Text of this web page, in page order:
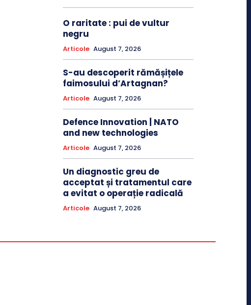
O raritate : pui de vultur
negru
Articole August 7, 2026
S-au descoperit rămășițele
faimosului d’Artagnan?
Articole August 7, 2026
Defence Innovation | NATO
and new technologies
Articole August 7, 2026
Un diagnostic greu de
acceptat și tratamentul care
a evitat o operație radicală
Articole August 7, 2026